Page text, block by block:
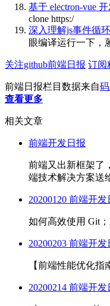
基于 electron-vue
clone https:/
深入理解js事件循
眼编译运行一下，
关注github前端日报 订阅
前端日报栏目数据来自
查看更多
相关文章
前端开发日报
前端又出新框架了
端技术解决方案送
20200120 前端开发
如何高效使用 Git
20200203 前端开发
【前端性能优化指
20200214 前端开发